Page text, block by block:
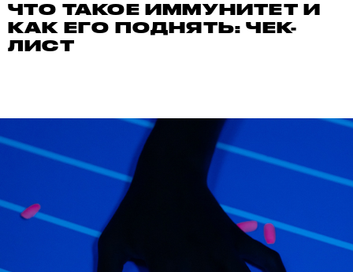
ЧТО ТАКОЕ ИММУНИТЕТ И
КАК ЕГО ПОДНЯТЬ: ЧЕК-
ЛИСТ